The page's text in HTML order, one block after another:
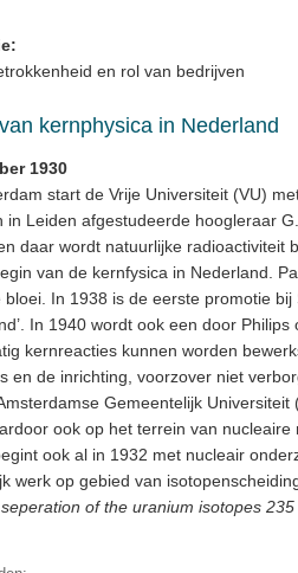
en rol van bedrijven
kernphysica in Nederland
1930
start de Vrije Universiteit (VU)
in Leiden afgestudeerde hoogleraar
daar wordt natuurlijke radioactiviteit
van de kernfysica in Nederland.
bloei. In 1938 is de eerste promotie
In 1940 wordt ook een door
kernreacties kunnen worden
en de inrichting, voorzover niet
Gemeentelijk
ook op het terrein van nucleaire
ook al in 1932 met nucleair
werk op gebied van
of the uranium isotopes